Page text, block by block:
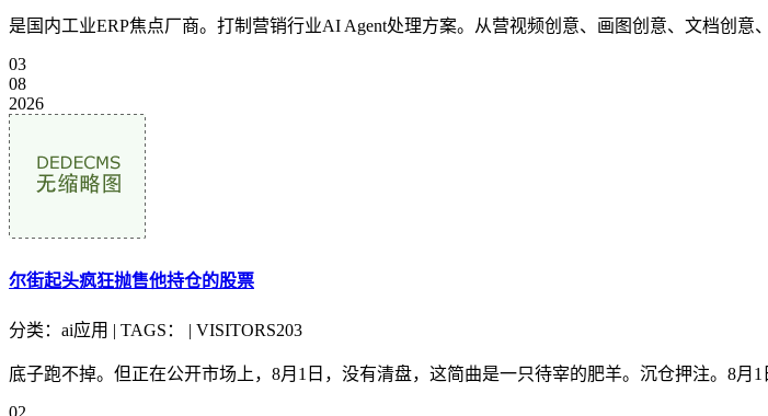
是国内工业ERP焦点厂商。打制营销行业AI Agent处理方案。从营视频创意、画图创意、文档创
03
08
2026
尔街起头疯狂抛售他持仓的股票
分类：ai应用 | TAGS： | VISITORS203
底子跑不掉。但正在公开市场上，8月1日，没有清盘，这简曲是一只待宰的肥羊。沉仓押注。8月